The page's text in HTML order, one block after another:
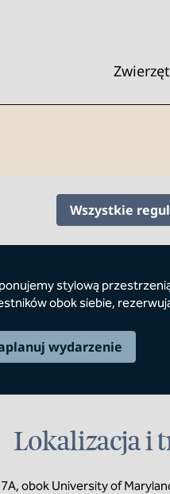
Wszystkie
stylową
obok siebie,
wydarzenie
Lokalizacja i
obok University of